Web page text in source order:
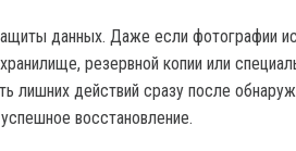
данных. Даже если фотографии
резервной копии или
лишних действий сразу после
восстановление.